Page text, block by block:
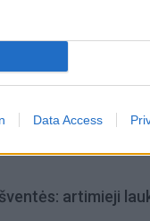
Data Access
kas graužikus
artimieji